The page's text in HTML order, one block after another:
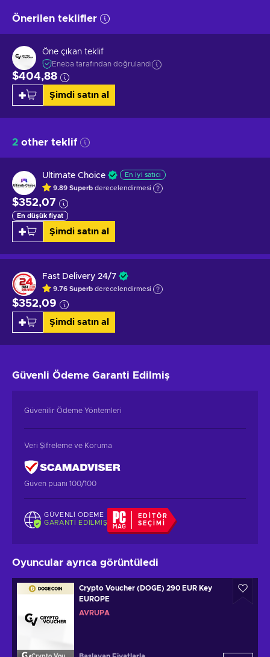
Önerilen teklifler
Öne çıkan teklif
Eneba tarafından doğrulandı
$404,88
Şimdi satın al
2 other teklif
Ultimate Choice En iyi satıcı
9.89 Superb derecelendirmesi
$352,07
En düşük fiyat
Şimdi satın al
Fast Delivery 24/7
9.76 Superb derecelendirmesi
$352,09
Şimdi satın al
Güvenli Ödeme Garanti Edilmiş
Güvenilir Ödeme Yöntemleri
Veri Şifreleme ve Koruma
Güven puanı 100/100
GÜVENLI ÖDEME
GARANTI EDILMIŞ
EDITÖR
SEÇIMI
Oyuncular ayrıca görüntüledi
Crypto Voucher (DOGE) 290 EUR Key
EUROPE
AVRUPA